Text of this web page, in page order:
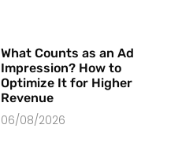
What Counts as an Ad
Impression? How to
Optimize It for Higher
Revenue
06/08/2026